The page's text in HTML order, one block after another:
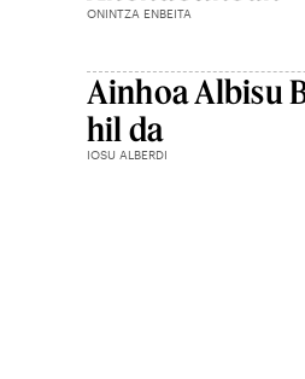
ONINTZA ENBEITA
Ainhoa Albisu
hil da
IOSU ALBERDI